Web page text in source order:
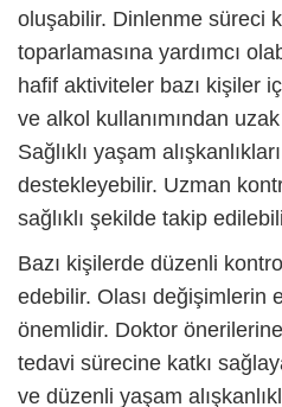
oluşabilir. Dinlenme süreci
toparlamasına yardımcı
hafif aktiviteler bazı kişiler
ve alkol kullanımından
Sağlıklı yaşam
destekleyebilir. Uzman
sağlıklı şekilde takip
Bazı kişilerde düzenli
edebilir. Olası değişimlerin
önemlidir. Doktor
tedavi sürecine katkı
ve düzenli yaşam